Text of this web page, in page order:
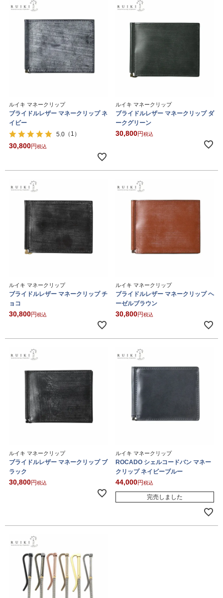
ルイキ マネークリップ
ブライドルレザー マネークリップ ネ
イビー
5.0 （1）
30,800 税込
ルイキ マネークリップ
ブライドルレザー マネークリップ ダ
ークグリーン
30,800 税込
ルイキ マネークリップ
ブライドルレザー マネークリップ チ
ョコ
30,800 税込
ルイキ マネークリップ
ブライドルレザー マネークリップ ヘ
ーゼルブラウン
30,800 税込
ルイキ マネークリップ
ブライドルレザー マネークリップ ブ
ラック
30,800 税込
ルイキ マネークリップ
ROCADO シェルコードバン マネー
クリップ ネイビーブルー
44,000 税込
完売しました